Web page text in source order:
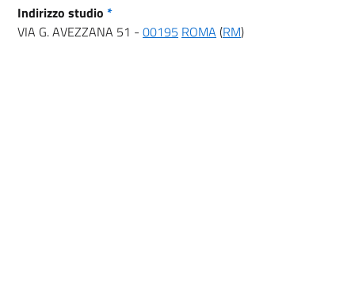
Indirizzo studio *
VIA G. AVEZZANA 51 - 00195 ROMA (RM)